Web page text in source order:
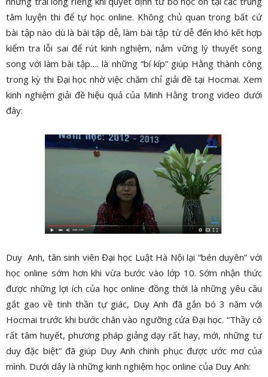
tâm luyện thi để tự học online. Không chủ quan trong bất cứ
bài tập nào dù là bài tập dễ, làm bài tập từ dễ đến khó kết hợp
kiểm tra lỗi sai để rút kinh nghiệm, nắm vững lý thuyết song
song với làm bài tập…. là những “bí kíp” giúp Hằng thành công
trong kỳ thi Đại học nhờ việc chăm chỉ giải đề tại Hocmai. Xem
kinh nghiệm giải đề hiệu quả của Minh Hằng trong video dưới
đây:
Duy Anh, tân sinh viên Đại học Luật Hà Nội lại “bén duyên” với
học online sớm hơn khi vừa bước vào lớp 10. Sớm nhận thức
được những lợi ích của học online đồng thời là những yêu cầu
gắt gao về tinh thần tự giác, Duy Anh đã gắn bó 3 năm với
Hocmai trước khi bước chân vào ngưỡng cửa Đại học. “Thầy cô
rất tâm huyết, phương pháp giảng dạy rất hay, mới, những tư
duy đặc biệt” đã giúp Duy Anh chinh phục được ước mơ của
mình. Dưới dây là những kinh nghiệm học online của Duy Anh: